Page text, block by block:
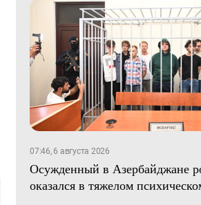
07:46, 6 августа 2026
Осужденный в Азербайджане
оказался в тяжелом